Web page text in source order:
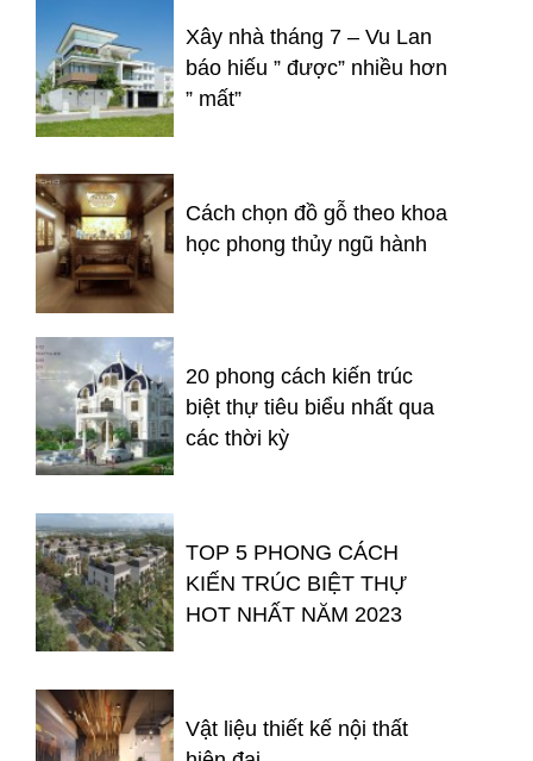
Xây nhà tháng 7 – Vu Lan
báo hiếu ” được” nhiều hơn
” mất”
Cách chọn đồ gỗ theo khoa
học phong thủy ngũ hành
20 phong cách kiến trúc
biệt thự tiêu biểu nhất qua
các thời kỳ
TOP 5 PHONG CÁCH
KIẾN TRÚC BIỆT THỰ
HOT NHẤT NĂM 2023
Vật liệu thiết kế nội thất